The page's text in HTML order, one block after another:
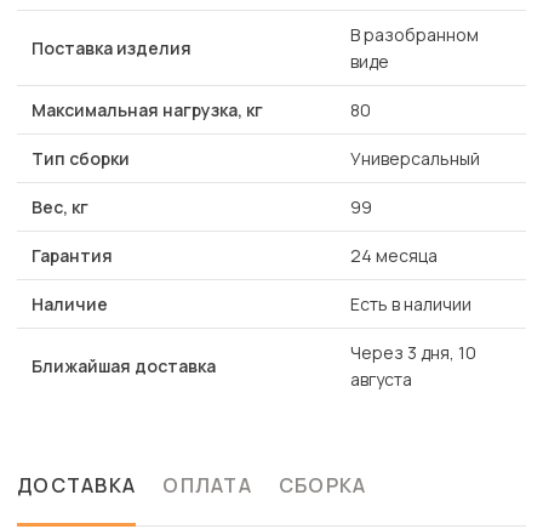
Поставка изделия
В разобранном
виде
Максимальная нагрузка, кг 80
Тип сборки Универсальный
Вес, кг 99
Гарантия 24 месяца
Наличие Есть в наличии
Ближайшая доставка
Через 3 дня, 10
августа
ДОСТАВКА ОПЛАТА СБОРКА